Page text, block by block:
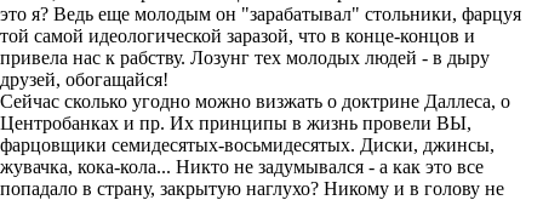
это я? Ведь еще молодым он "зарабатывал" стольники, фарцуя
той самой идеологической заразой, что в конце-концов и
привела нас к рабству. Лозунг тех молодых людей - в дыру
друзей, обогащайся!
Сейчас сколько угодно можно визжать о доктрине Даллеса, о
Центробанках и пр. Их принципы в жизнь провели ВЫ,
фарцовщики семидесятых-восьмидесятых. Диски, джинсы,
жувачка, кока-кола... Никто не задумывался - а как это все
попадало в страну, закрытую наглухо? Никому и в голову не